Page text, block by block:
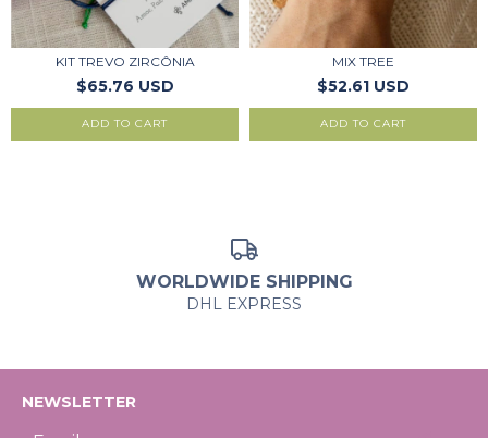
KIT TREVO ZIRCÔNIA
$65.76 USD
ADD TO CART
MIX TREE
$52.61 USD
WORLDWIDE SHIPPING
DHL EXPRESS
NEWSLETTER